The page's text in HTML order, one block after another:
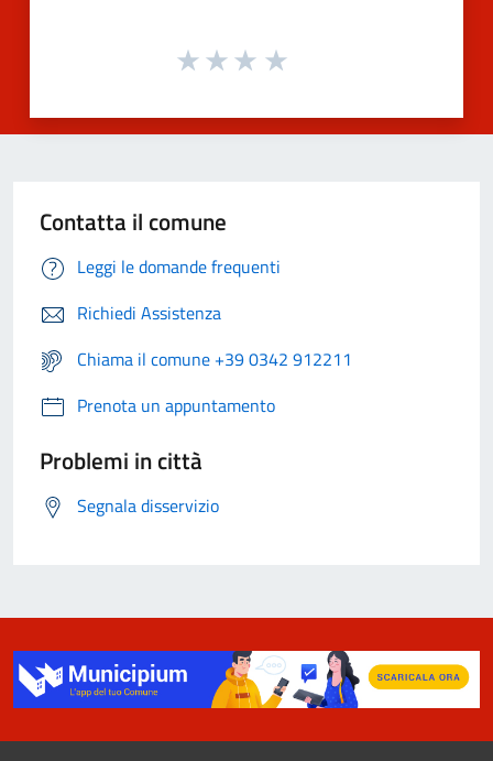
Contatta il comune
Leggi le domande frequenti
Richiedi Assistenza
Chiama il comune +39 0342 912211
Prenota un appuntamento
Problemi in città
Segnala disservizio